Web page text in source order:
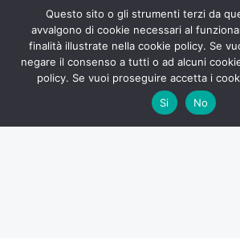
Questo sito o gli strumenti terzi da
avvalgono di cookie necessari al
finalità illustrate nella cookie policy. Se
negare il consenso a tutti o ad alcuni
policy. Se vuoi proseguire accetta i
Si
No